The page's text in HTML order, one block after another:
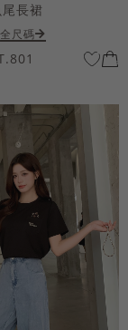
長裙
全尺碼